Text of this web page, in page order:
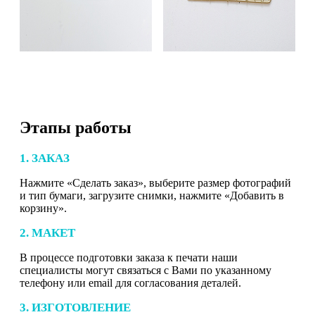
Этапы работы
1. ЗАКАЗ
Нажмите «Сделать заказ», выберите размер фотографий
и тип бумаги, загрузите снимки, нажмите «Добавить в
корзину».
2. МАКЕТ
В процессе подготовки заказа к печати наши
специалисты могут связаться с Вами по указанному
телефону или email для согласования деталей.
3. ИЗГОТОВЛЕНИЕ